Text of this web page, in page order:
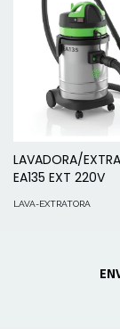
LAVADORA/
EA135 EXT 220V
LAVA-EXTRATORA